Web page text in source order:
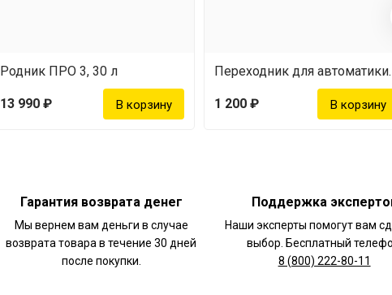
Родник ПРО 3, 30 л
13 990 ₽
Переходник для
1 200 ₽
Гарантия возврата денег
Мы вернем вам деньги в случае
возврата товара в течение 30 дней
после покупки.
Поддержка
Наши эксперты помогут вам
выбор. Бесплатный
8 (800) 222-80-11